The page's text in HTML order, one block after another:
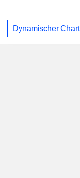
Dynamischer Chart